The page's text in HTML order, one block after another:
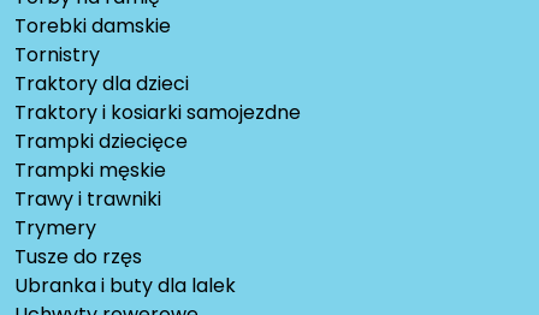
Torebki damskie
Tornistry
Traktory dla dzieci
Traktory i kosiarki samojezdne
Trampki dziecięce
Trampki męskie
Trawy i trawniki
Trymery
Tusze do rzęs
Ubranka i buty dla lalek